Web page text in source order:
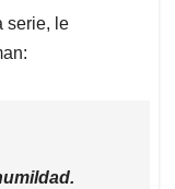
serie, le